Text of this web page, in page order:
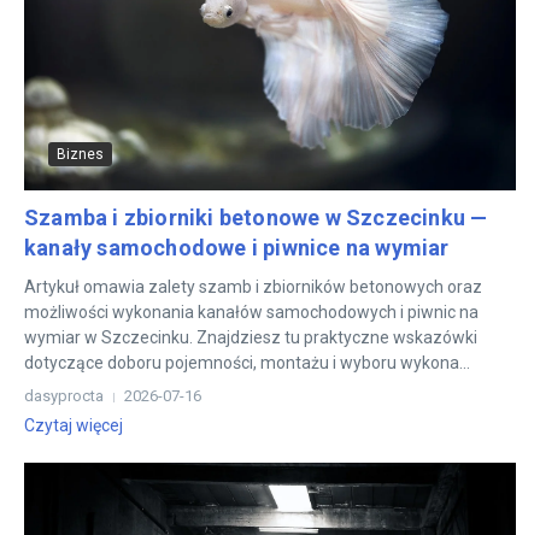
Biznes
Szamba i zbiorniki betonowe w Szczecinku —
kanały samochodowe i piwnice na wymiar
Artykuł omawia zalety szamb i zbiorników betonowych oraz
możliwości wykonania kanałów samochodowych i piwnic na
wymiar w Szczecinku. Znajdziesz tu praktyczne wskazówki
dotyczące doboru pojemności, montażu i wyboru wykona...
dasyprocta 2026-07-16
Czytaj więcej